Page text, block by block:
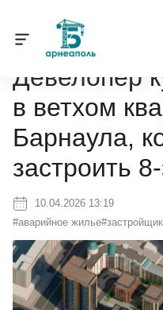
Барнеаполь /
Девелопер
в ветхом
Барнаула,
застроить
10.04.2026 13:19
#аварийное жилье#застройщик